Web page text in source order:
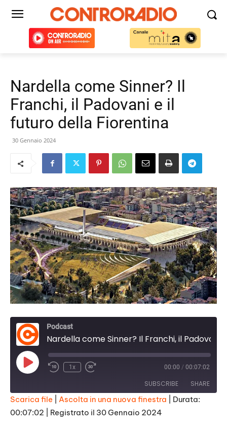
Nardella come Sinner? Il
Franchi, il Padovani e il
futuro della Fiorentina
30 Gennaio 2024
Podcast
Play
Episode
1x 00:00 / 00:07:02
SUBSCRIBE SHARE
SHARE
Scarica file Ascolta in una nuova finestra
Durata:
00:07:02
Registrato il 30 Gennaio 2024